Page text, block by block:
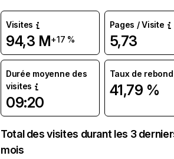
Visites
94,3 M+17 %
Pages / Visite
5,73
Durée moyenne des
visites
09:20
Taux de rebond
41,79 %
Total des visites durant les 3
mois